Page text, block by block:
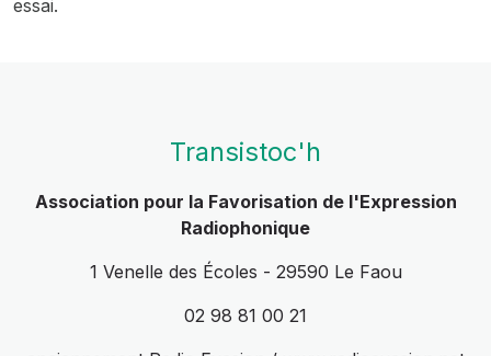
essai.
Transistoc'h
Association pour la Favorisation de l'Expression
Radiophonique
1 Venelle des Écoles - 29590 Le Faou
02 98 81 00 21